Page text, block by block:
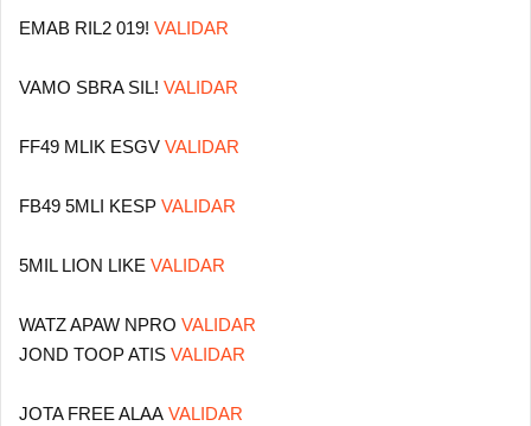
EMAB RIL2 019! VALIDAR
VAMO SBRA SIL! VALIDAR
FF49 MLIK ESGV VALIDAR
FB49 5MLI KESP VALIDAR
5MIL LION LIKE VALIDAR
WATZ APAW NPRO VALIDAR
JOND TOOP ATIS VALIDAR
JOTA FREE ALAA VALIDAR